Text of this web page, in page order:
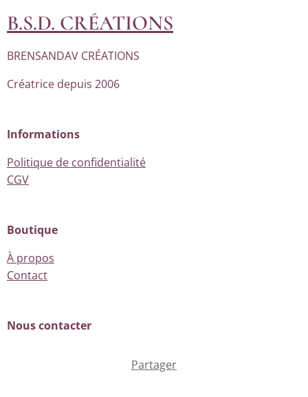
B.S.D. CRÉATIONS
BRENSANDAV CRÉATIONS
Créatrice depuis 2006
Informations
Politique de confidentialité
CGV
Boutique
À propos
Contact
Nous contacter
Partager